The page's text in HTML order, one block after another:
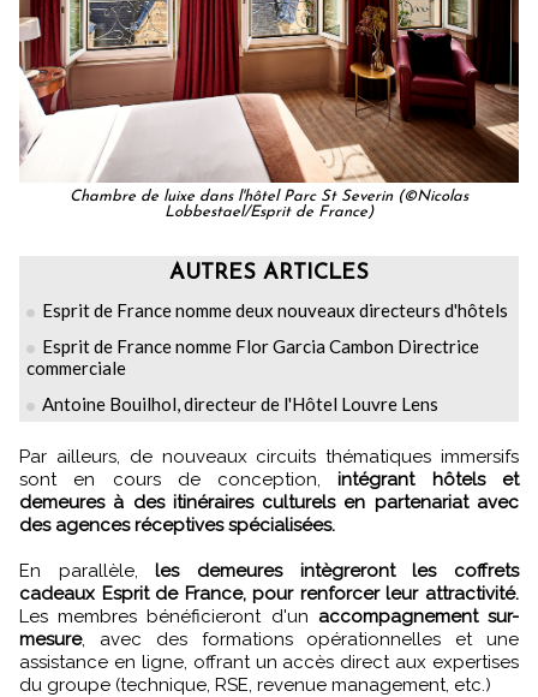
Chambre de luixe dans l'hôtel Parc St Severin (©Nicolas
Lobbestael/Esprit de France)
AUTRES ARTICLES
Esprit de France nomme deux nouveaux directeurs d'hôtels
Esprit de France nomme Flor Garcia Cambon Directrice
commerciale
Antoine Bouilhol, directeur de l'Hôtel Louvre Lens
Par ailleurs, de nouveaux circuits thématiques immersifs
sont en cours de conception, intégrant hôtels et
demeures à des itinéraires culturels en partenariat avec
des agences réceptives spécialisées.
En parallèle, les demeures intègreront les coffrets
cadeaux Esprit de France, pour renforcer leur attractivité.
Les membres bénéficieront d'un accompagnement sur-
mesure, avec des formations opérationnelles et une
assistance en ligne, offrant un accès direct aux expertises
du groupe (technique, RSE, revenue management, etc.)